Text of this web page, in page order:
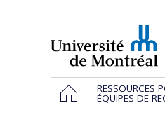
Navigation
principale
ACCUEILRESSOURCES
ÉQUIPES DE